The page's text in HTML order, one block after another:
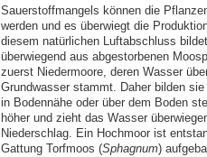
Sauerstoffmangels können die
werden und es überwiegt die
diesem natürlichen Luftabschluss
überwiegend aus abgestorbenen
zuerst Niedermoore, deren Wasser
Grundwasser stammt. Daher bilden
in Bodennähe oder über dem Boden
höher und zieht das Wasser
Niederschlag. Ein Hochmoor ist
Gattung Torfmoos (Sphagnum)